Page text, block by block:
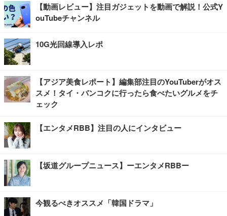
【動画レビュー】注目ガジェットを動画で解説！公式Y
ouTubeチャンネル
10G光回線導入レポ
【アジア美食レポート】編集部注目のYouTuberがオス
スメ！タイ・バンコクに行ったら食べたいグルメをチ
ェック
【エンタメRBB】注目の人にインタビュー
【坂道グループニュース】ーエンタメRBBー
今観るべきオススメ「韓国ドラマ」